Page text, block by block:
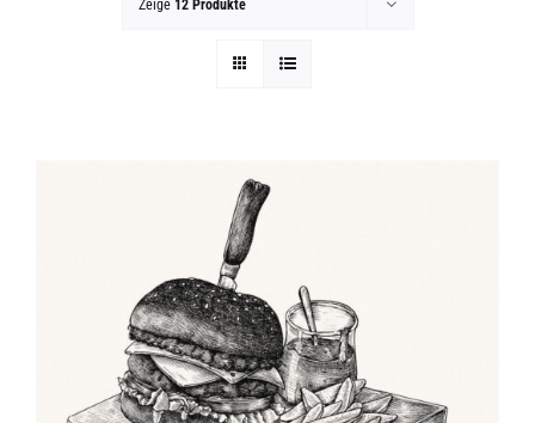
Zeige 12 Produkte